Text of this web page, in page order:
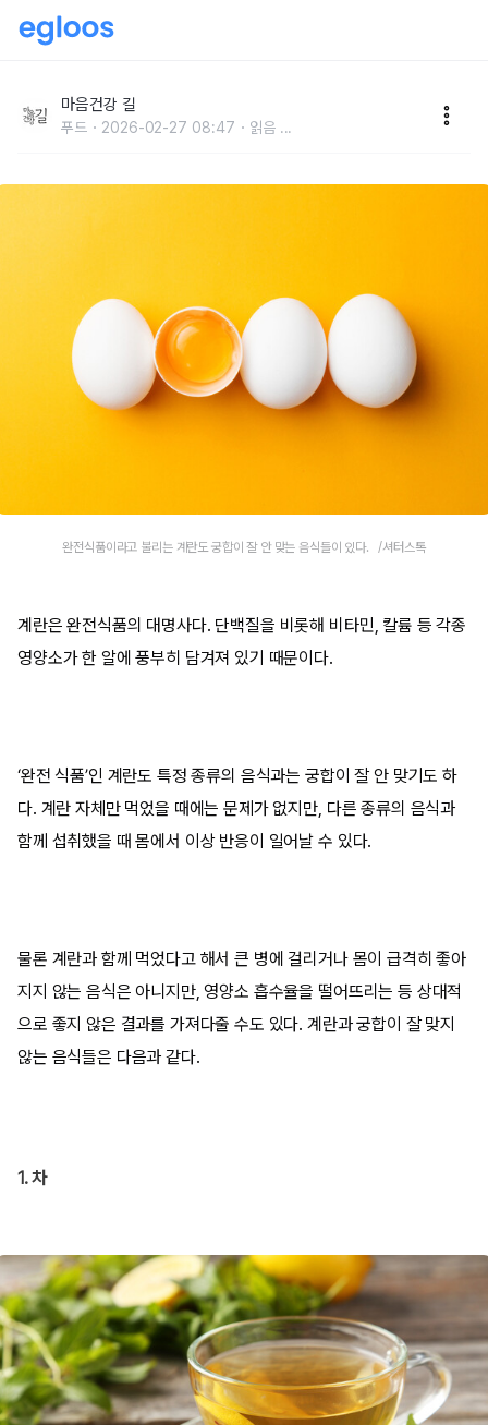
마음건강 길
푸드 2026-02-27 08:47 읽음 ...
완전식품이라고 불리는 계란도 궁합이 잘 안 맞는 음식들이 있다. /셔터스톡
계란은 완전식품의 대명사다. 단백질을 비롯해 비타민, 칼륨 등 각종
영양소가 한 알에 풍부히 담겨져 있기 때문이다.
‘완전 식품’인 계란도 특정 종류의 음식과는 궁합이 잘 안 맞기도 하
다. 계란 자체만 먹었을 때에는 문제가 없지만, 다른 종류의 음식과
함께 섭취했을 때 몸에서 이상 반응이 일어날 수 있다.
물론 계란과 함께 먹었다고 해서 큰 병에 걸리거나 몸이 급격히 좋아
지지 않는 음식은 아니지만, 영양소 흡수율을 떨어뜨리는 등 상대적
으로 좋지 않은 결과를 가져다줄 수도 있다. 계란과 궁합이 잘 맞지
않는 음식들은 다음과 같다.
1. 차